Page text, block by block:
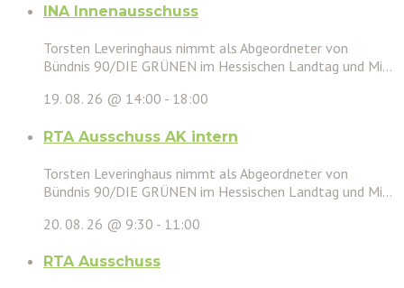
INA Innenausschuss
Torsten Leveringhaus nimmt als Abgeordneter von
Bündnis 90/DIE GRÜNEN im Hessischen Landtag und Mi...
19. 08. 26 @ 14:00 - 18:00
RTA Ausschuss AK intern
Torsten Leveringhaus nimmt als Abgeordneter von
Bündnis 90/DIE GRÜNEN im Hessischen Landtag und Mi...
20. 08. 26 @ 9:30 - 11:00
RTA Ausschuss